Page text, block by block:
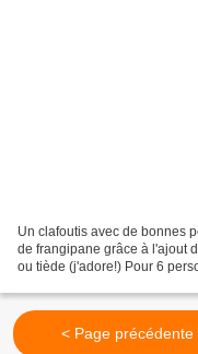
Un clafoutis avec de bonnes
de frangipane grâce à l'ajout
ou tiède (j'adore!) Pour 6
< Page précédente